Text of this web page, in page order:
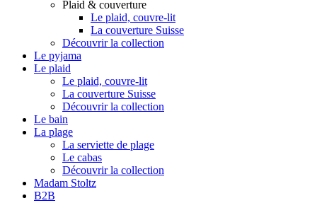
Plaid & couverture
Le plaid, couvre-lit
La couverture Suisse
Découvrir la collection
Le pyjama
Le plaid
Le plaid, couvre-lit
La couverture Suisse
Découvrir la collection
Le bain
La plage
La serviette de plage
Le cabas
Découvrir la collection
Madam Stoltz
B2B